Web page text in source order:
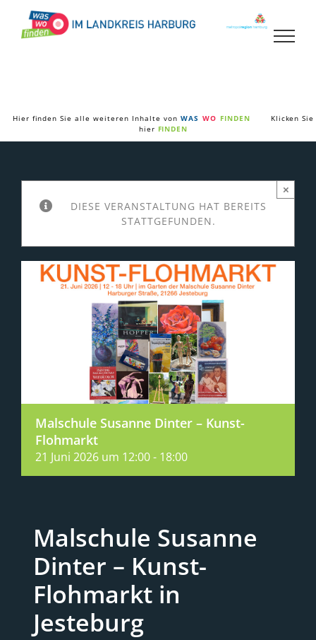
Inhalt
springen
Hier finden Sie alle weiteren Inhalte von WAS WO FINDEN
Klicken Sie
hier FINDEN
DIESE VERANSTALTUNG HAT BEREITS
STATTGEFUNDEN.
×
Malschule Susanne Dinter – Kunst-
Flohmarkt
21 Juni 2026 um 12:00- 18:00
Malschule Susanne
Dinter – Kunst-
Flohmarkt in
Jesteburg